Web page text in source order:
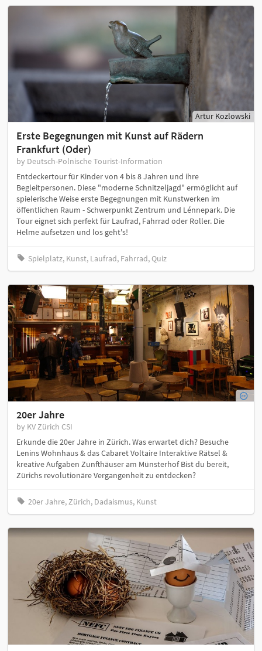
Artur Kozlowski
Erste Begegnungen mit Kunst auf Rädern
Frankfurt (Oder)
by Deutsch-Polnische Tourist-Information
Entdeckertour für Kinder von 4 bis 8 Jahren und ihre
Begleitpersonen. Diese "moderne Schnitzeljagd" ermöglicht auf
spielerische Weise erste Begegnungen mit Kunstwerken im
öffentlichen Raum - Schwerpunkt Zentrum und Lénnepark. Die
Tour eignet sich perfekt für Laufrad, Fahrrad oder Roller. Die
Helme aufsetzen und los geht's!
Spielplatz, Kunst, Laufrad, Fahrrad, Quiz
20er Jahre
by KV Zürich CSI
Erkunde die 20er Jahre in Zürich. Was erwartet dich? Besuche
Lenins Wohnhaus & das Cabaret Voltaire Interaktive Rätsel &
kreative Aufgaben Zunfthäuser am Münsterhof Bist du bereit,
Zürichs revolutionäre Vergangenheit zu entdecken?
20er Jahre, Zürich, Dadaismus, Kunst